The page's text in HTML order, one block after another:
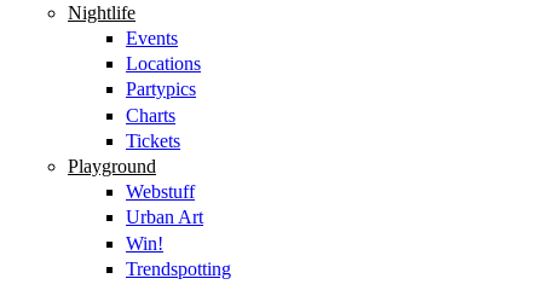
Nightlife
Events
Locations
Partypics
Charts
Tickets
Playground
Webstuff
Urban Art
Win!
Trendspotting